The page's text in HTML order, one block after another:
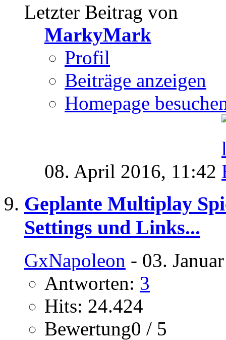
Letzter Beitrag von
MarkyMark
Profil
Beiträge anzeigen
Homepage
08. April 2016, 11:42
Geplante Multiplay
Settings und Links...
GxNapoleon - 03.
Antworten: 3
Hits: 24.424
Bewertung0 / 5